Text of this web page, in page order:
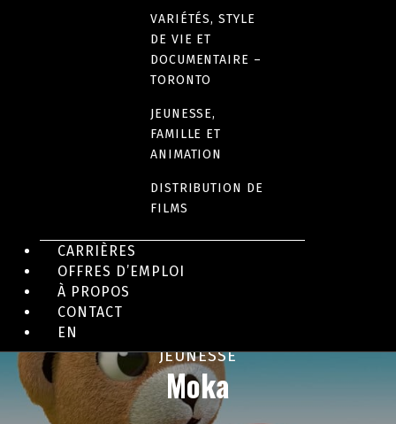
VARIÉTÉS, STYLE
DE VIE ET
DOCUMENTAIRE –
TORONTO
JEUNESSE,
FAMILLE ET
ANIMATION
DISTRIBUTION DE
FILMS
CARRIÈRES
OFFRES D’EMPLOI
À PROPOS
CONTACT
EN
JEUNESSE
Burps, Butts & Bones
JEUNESSE
Moka